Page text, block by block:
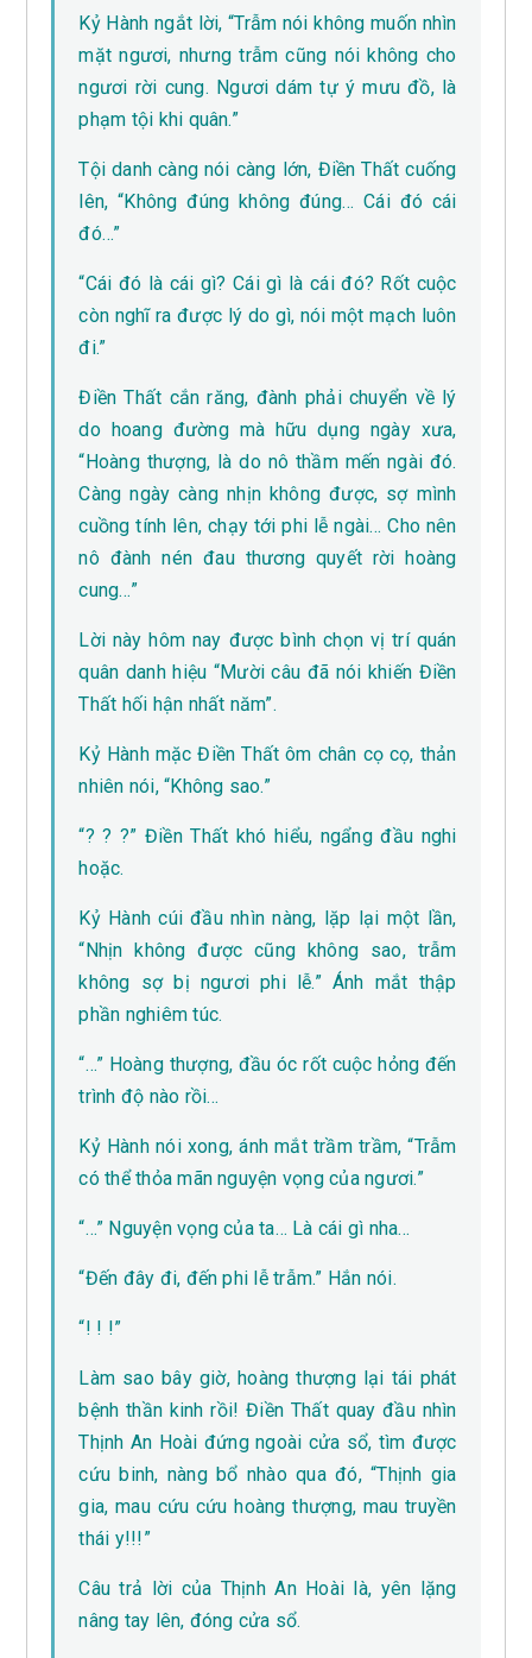
Kỷ Hành ngắt lời, “Trẫm nói không muốn nhìn
mặt ngươi, nhưng trẫm cũng nói không cho
ngươi rời cung. Ngươi dám tự ý mưu đồ, là
phạm tội khi quân.”
Tội danh càng nói càng lớn, Điền Thất cuống
lên, “Không đúng không đúng… Cái đó cái
đó…”
“Cái đó là cái gì? Cái gì là cái đó? Rốt cuộc
còn nghĩ ra được lý do gì, nói một mạch luôn
đi.”
Điền Thất cắn răng, đành phải chuyển về lý
do hoang đường mà hữu dụng ngày xưa,
“Hoàng thượng, là do nô thầm mến ngài đó.
Càng ngày càng nhịn không được, sợ mình
cuồng tính lên, chạy tới phi lễ ngài… Cho nên
nô đành nén đau thương quyết rời hoàng
cung…”
Lời này hôm nay được bình chọn vị trí quán
quân danh hiệu “Mười câu đã nói khiến Điền
Thất hối hận nhất năm”.
Kỷ Hành mặc Điền Thất ôm chân cọ cọ, thản
nhiên nói, “Không sao.”
“? ? ?” Điền Thất khó hiểu, ngẩng đầu nghi
hoặc.
Kỷ Hành cúi đầu nhìn nàng, lặp lại một lần,
“Nhịn không được cũng không sao, trẫm
không sợ bị ngươi phi lễ.” Ánh mắt thập
phần nghiêm túc.
“…” Hoàng thượng, đầu óc rốt cuộc hỏng đến
trình độ nào rồi…
Kỷ Hành nói xong, ánh mắt trầm trầm, “Trẫm
có thể thỏa mãn nguyện vọng của ngươi.”
“…” Nguyện vọng của ta… Là cái gì nha…
“Đến đây đi, đến phi lễ trẫm.” Hắn nói.
“! ! !”
Làm sao bây giờ, hoàng thượng lại tái phát
bệnh thần kinh rồi! Điền Thất quay đầu nhìn
Thịnh An Hoài đứng ngoài cửa sổ, tìm được
cứu binh, nàng bổ nhào qua đó, “Thịnh gia
gia, mau cứu cứu hoàng thượng, mau truyền
thái y!!!”
Câu trả lời của Thịnh An Hoài là, yên lặng
nâng tay lên, đóng cửa sổ.